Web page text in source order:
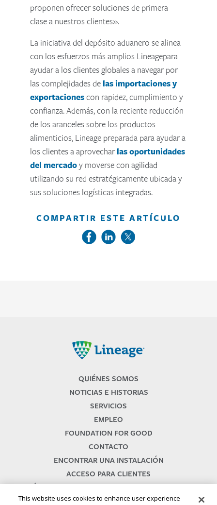
proponen ofrecer soluciones de primera
clase a nuestros clientes».
La iniciativa del depósito aduanero se alinea
con los esfuerzos más amplios Lineagepara
ayudar a los clientes globales a navegar por
las complejidades de las importaciones y
exportacionescon rapidez, cumplimiento y
confianza. Además, con la reciente reducción
de los aranceles sobre los productos
alimenticios, Lineage preparada para ayudar a
los clientes a aprovecharlas oportunidades
del mercadoy moverse con agilidad
utilizando su red estratégicamente ubicada y
sus soluciones logísticas integradas.
COMPARTIR ESTE ARTÍCULO
QUIÉNES SOMOS
NOTICIAS E HISTORIAS
SERVICIOS
EMPLEO
FOUNDATION FOR GOOD
CONTACTO
ENCONTRAR UNA INSTALACIÓN
ACCESO PARA CLIENTES
TÉRMINOS Y CONDICIONES DE LOS SERVICIOS
This website uses cookies to enhance user experience